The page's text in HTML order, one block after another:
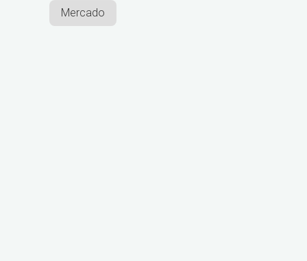
Mercado